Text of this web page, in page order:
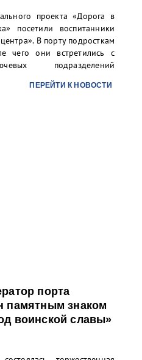
проекта «Дорога в
посетили воспитанники
В порту подросткам
чего они встретились с
подразделений
ПЕРЕЙТИ К НОВОСТИ
порта
памятным знаком
воинской славы»